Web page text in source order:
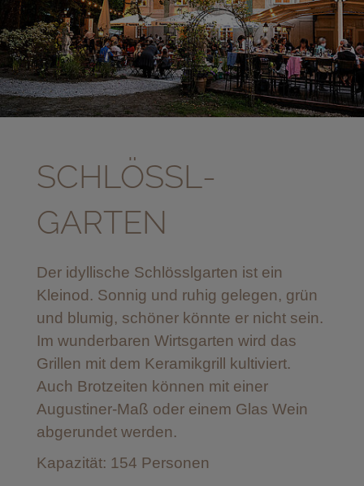
SCHLÖSSL­
GARTEN
Der idyllische Schlösslgarten ist ein
Kleinod. Sonnig und ruhig gelegen, grün
und blumig, schöner könnte er nicht sein.
Im wunderbaren Wirtsgarten wird das
Grillen mit dem Keramikgrill kultiviert.
Auch Brotzeiten können mit einer
Augustiner-Maß oder einem Glas Wein
abgerundet werden.
Kapazität: 154 Personen